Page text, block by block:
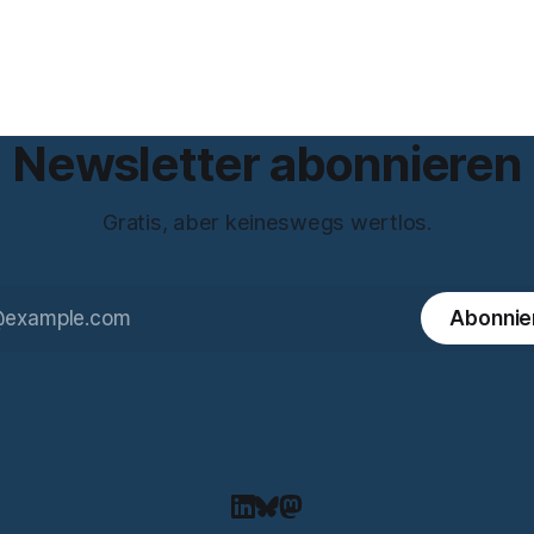
und beantwortet einige
Newsletter abonnieren
Gratis, aber keineswegs wertlos.